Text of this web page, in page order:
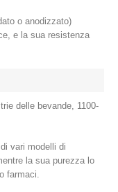
o anodizzato)
e la sua resistenza
delle bevande, 1100-
vari modelli di
la sua purezza lo
farmaci.